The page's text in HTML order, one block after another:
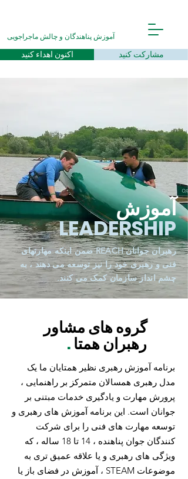
آموزش پناهندگان و چالش ماجراجویی
اکنون اهداء کنید مشارکت کنید
آموزش
LEADERSHIP
رهبران جوانان REACH ضمن اینکه مهارتهای
فنی و رهبری خود را نیز توسعه می دهند ، به
چشم انداز سازمان کمک می کنند.
گروه های مشاور
رهبران همتا.
برنامه آموزش رهبری نظیر همتایان ما یک
مدل رهبری همسالان متمرکز بر راهنمایی ،
پرورش مهارت و یادگیری خدمات مبتنی بر
جوانان است. این برنامه آموزش های رهبری و
توسعه مهارت های فنی را برای شرکت
کنندگان جوان پناهنده ، 14 تا 18 ساله ، که
ویژگی های رهبری و یا علاقه عمیق تری به
موضوعات STEAM ، آموزش در فضای باز یا